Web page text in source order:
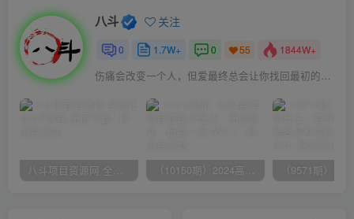
八斗 关注
0 1.7W+ 0 55 1844W+
伤痛会改变一个人，但爱最终总会让你找回最初的自己
八斗项目资源网 全网正品VIP课程 无损下载~ （10150期）2024高考项目野路子玩法，无限裂变，最高一天1W＋！